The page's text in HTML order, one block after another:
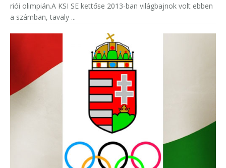
riói olimpián.A KSI SE kettőse 2013-ban világbajnok volt ebben
a számban, tavaly ...